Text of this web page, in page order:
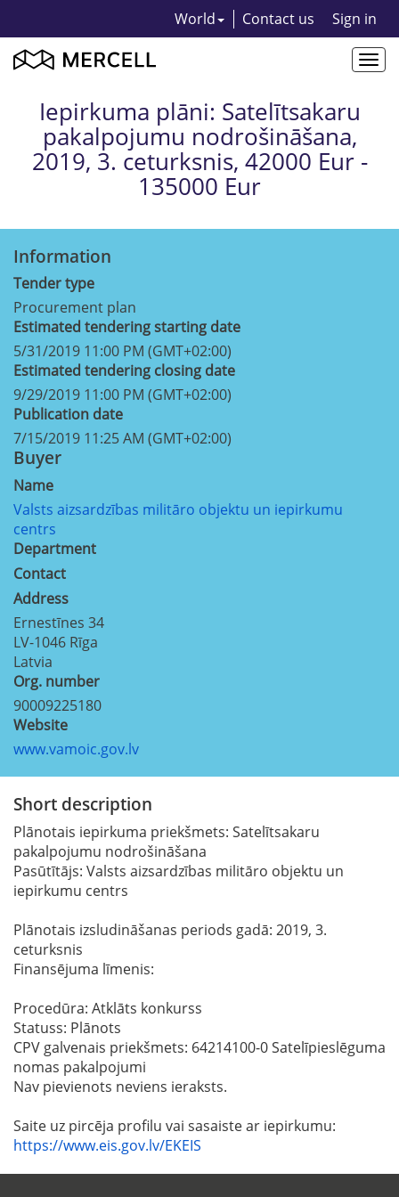
World Contact us Sign in
Iepirkuma plāni: Satelītsakaru
pakalpojumu nodrošināšana,
2019, 3. ceturksnis, 42000 Eur -
135000 Eur
Information
Tender type
Procurement plan
Estimated tendering starting date
5/31/2019 11:00 PM (GMT+02:00)
Estimated tendering closing date
9/29/2019 11:00 PM (GMT+02:00)
Publication date
7/15/2019 11:25 AM (GMT+02:00)
Buyer
Name
Valsts aizsardzības militāro objektu un iepirkumu
centrs
Department
Contact
Address
Ernestīnes 34
LV-1046 Rīga
Latvia
Org. number
90009225180
Website
www.vamoic.gov.lv
Short description
Plānotais iepirkuma priekšmets: Satelītsakaru
pakalpojumu nodrošināšana
Pasūtītājs: Valsts aizsardzības militāro objektu un
iepirkumu centrs
Plānotais izsludināšanas periods gadā: 2019, 3.
ceturksnis
Finansējuma līmenis:
Procedūra: Atklāts konkurss
Statuss: Plānots
CPV galvenais priekšmets: 64214100-0 Satelīpieslēguma
nomas pakalpojumi
Nav pievienots neviens ieraksts.
Saite uz pircēja profilu vai sasaiste ar iepirkumu:
https://www.eis.gov.lv/EKEIS